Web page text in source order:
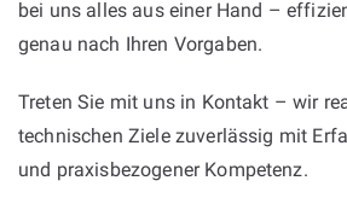
bei uns alles aus einer Hand –
genau nach Ihren Vorgaben.
Treten Sie mit uns in Kontakt – wir
technischen Ziele zuverlässig mit
und praxisbezogener Kompetenz.